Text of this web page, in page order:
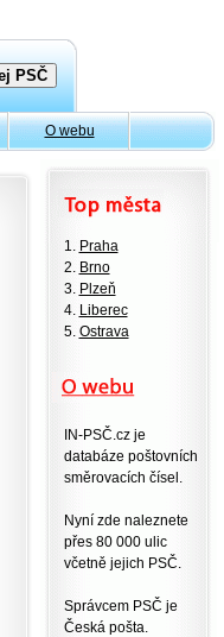
O webu
1. Praha
2. Brno
3. Plzeň
4. Liberec
5. Ostrava
IN-PSČ.cz je
databáze poštovních
směrovacích čísel.
Nyní zde naleznete
přes 80 000 ulic
včetně jejich PSČ.
Správcem PSČ je
Česká pošta.